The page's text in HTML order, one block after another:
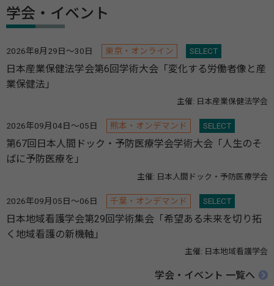
学会・イベント
2026年8月29日～30日 東京・オンライン SELECT
日本産業保健法学会第6回学術大会「変化する労働者像と産
業保健法」
主催: 日本産業保健法学会
2026年09月04日～05日 熊本・オンデマンド SELECT
第67回日本人間ドック・予防医療学会学術大会「人生のそ
ばに予防医療を」
主催: 日本人間ドック・予防医療学会
2026年09月05日～06日 千葉・オンデマンド SELECT
日本地域看護学会第29回学術集会「希望ある未来を切り拓
く地域看護の新機軸」
主催: 日本地域看護学会
学会・イベント 一覧へ